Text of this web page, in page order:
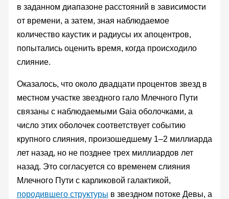
в заданном диапазоне расстояний в зависимости
от времени, а затем, зная наблюдаемое
количество каустик и радиусы их апоцентров,
попытались оценить время, когда происходило
слияние.
Оказалось, что около двадцати процентов звезд в
местном участке звездного гало Млечного Пути
связаны с наблюдаемыми Gaia оболочками, а
число этих оболочек соответствует событию
крупного слияния, произошедшему 1–2 миллиарда
лет назад, но не позднее трех миллиардов лет
назад. Это согласуется со временем слияния
Млечного Пути с карликовой галактикой,
породившего структуры в звездном потоке Девы, а